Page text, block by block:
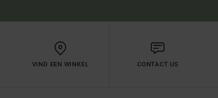
VIND EEN WINKEL CONTACT US